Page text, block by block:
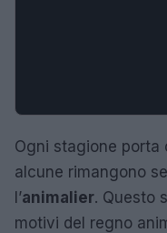
Ogni stagione porta
alcune rimangono
l’animalier. Questo
motivi del regno